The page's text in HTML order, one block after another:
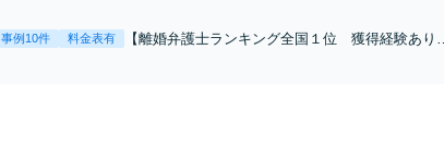
事例10件 料金表有
【離婚弁護士ランキング全国１位 獲得経験あり】